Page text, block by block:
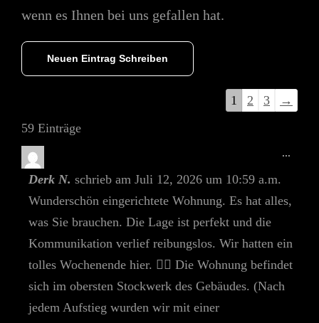
wenn es Ihnen bei uns gefallen hat.
Navigation
1 2 3
→
59 Einträge
Derk N. schrieb am Juli 12, 2026 um 10:59 a.m.
Wunderschön eingerichtete Wohnung. Es hat alles,
was Sie brauchen. Die Lage ist perfekt und die
Kommunikation verlief reibungslos. Wir hatten ein
tolles Wochenende hier. 👌🏼 Die Wohnung befindet
sich im obersten Stockwerk des Gebäudes. (Nach
jedem Aufstieg wurden wir mit einer
...